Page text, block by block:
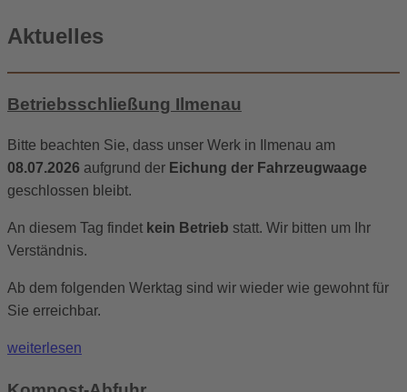
Aktuelles
Betriebsschließung Ilmenau
Bitte beachten Sie, dass unser Werk in Ilmenau am
08.07.2026 aufgrund der Eichung der Fahrzeugwaage
geschlossen bleibt.
An diesem Tag findet kein Betrieb statt. Wir bitten um Ihr
Verständnis.
Ab dem folgenden Werktag sind wir wieder wie gewohnt für
Sie erreichbar.
weiterlesen